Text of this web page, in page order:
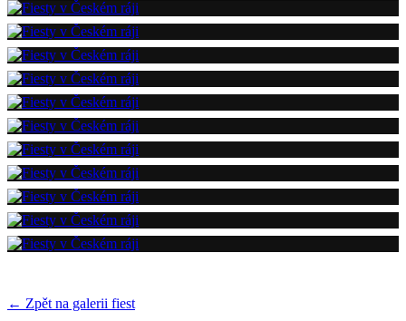
← Zpět na galerii fiest